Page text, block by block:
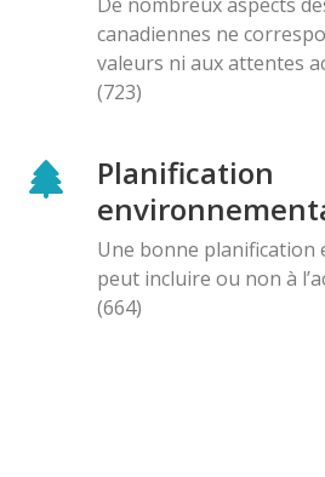
canadiennes ne
valeurs ni aux attentes
(723)
Planification
Une bonne planification
peut incluire ou non à
(664)